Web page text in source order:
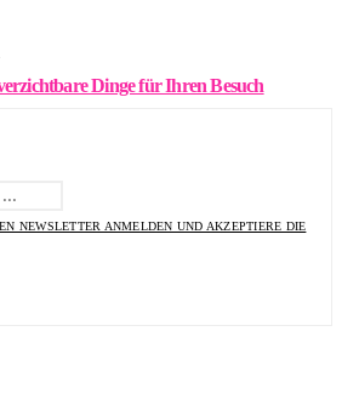
NEWSLETTER ANMELDEN UND AKZEPTIERE DIE
Dinge für Ihren Besuch